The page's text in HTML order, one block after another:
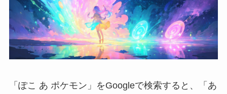
「ぽこ あ ポケモン」をGoogleで検索すると、「あ